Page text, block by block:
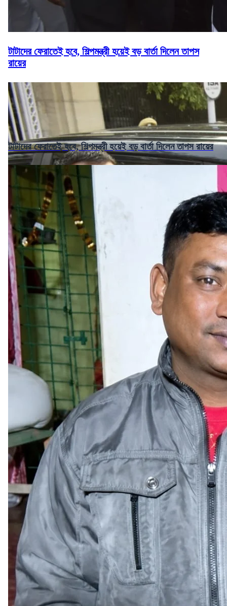
টাটাদের ফেরাতেই হবে, শিল্পমন্ত্রী হয়েই বড় বার্তা দিলেন তাপস
রায়ের
টাটাদের ফেরাতেই হবে, শিল্পমন্ত্রী হয়েই বড় বার্তা দিলেন তাপস রায়ের